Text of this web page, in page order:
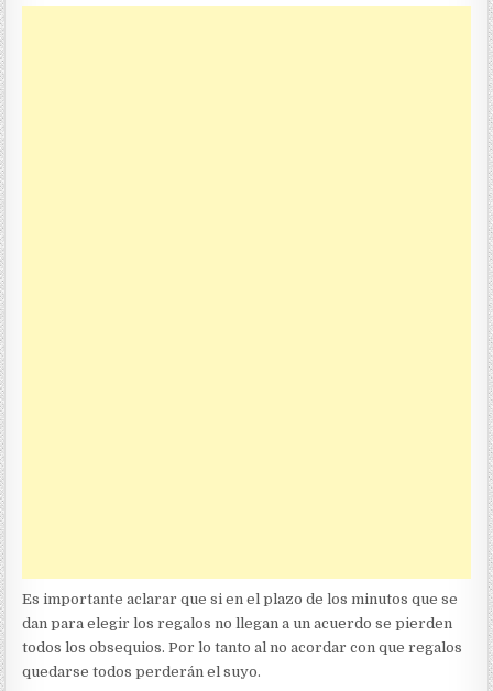
Es importante aclarar que si en el plazo de los minutos que se
dan para elegir los regalos no llegan a un acuerdo se pierden
todos los obsequios. Por lo tanto al no acordar con que regalos
quedarse todos perderán el suyo.